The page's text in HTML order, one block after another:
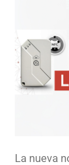
La nueva